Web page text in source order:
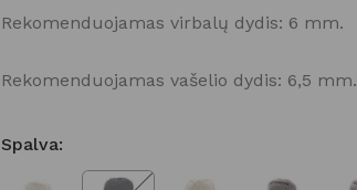
Rekomenduojamas virbalų dydis: 6 mm.
Rekomenduojamas vašelio dydis: 6,5 mm.
Spalva: